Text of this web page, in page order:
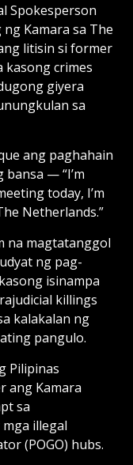
Spokesperson
Kamara sa The
litisin si former
kasong crimes
giyera
sa
ang paghahain
— “I’m
today, I’m
Netherlands.”
na magtatanggol
ng pag-
isinampa
killings
kalakalan ng
pangulo.
Pilipinas
ang Kamara
sa
illegal
(POGO) hubs.